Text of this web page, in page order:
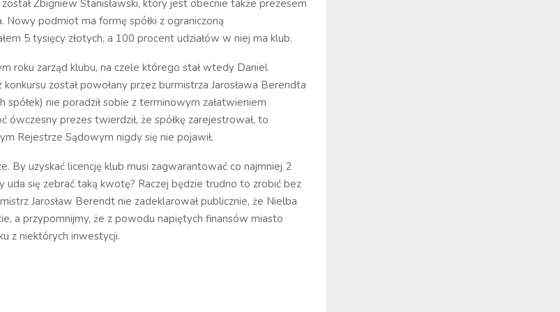
Zbigniew Stanisławski, który jest obecnie także prezesem
Nowy podmiot ma formę spółki z ograniczoną
5 tysięcy złotych, a 100 procent udziałów w niej ma klub.
roku zarząd klubu, na czele którego stał wtedy Daniel
został powołany przez burmistrza Jarosława Berendta
spółek) nie poradził sobie z terminowym załatwieniem
ówczesny prezes twierdził, że spółkę zarejestrował, to
Rejestrze Sądowym nigdy się nie pojawił.
By uzyskać licencję klub musi zagwarantować co najmniej 2
uda się zebrać taką kwotę? Raczej będzie trudno to zrobić bez
Jarosław Berendt nie zadeklarował publicznie, że Nielba
a przypomnijmy, że z powodu napiętych finansów miasto
z niektórych inwestycji.